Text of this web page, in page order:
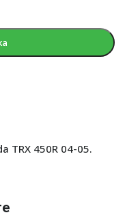
TRX 450R 04-05.